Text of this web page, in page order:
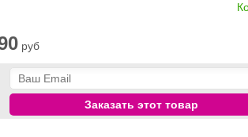
руб
Заказать этот товар